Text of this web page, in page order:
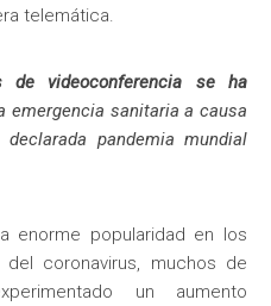
telemática.
videoconferencia se ha
emergencia sanitaria a causa
declarada pandemia mundial
enorme popularidad en los
coronavirus, muchos de
un aumento